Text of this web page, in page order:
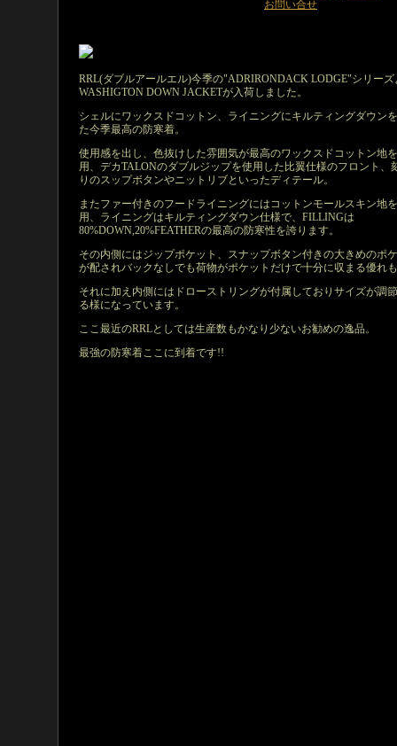
お問い合せ
RRL(ダブルアールエル)今季の"ADRIRONDACK LODGE"シリーズ
WASHIGTON DOWN JACKETが入荷しました。
シェルにワックスドコットン、ライニングにキルティングダウン
た今季最高の防寒着。
使用感を出し、色抜けした雰囲気が最高のワックスドコットン地
用、デカTALONのダブルジップを使用した比翼仕様のフロント、
りのスップボタンやニットリブといったディテール。
またファー付きのフードライニングにはコットンモールスキン地
用、ライニングはキルティングダウン仕様で、FILLINGは
80%DOWN,20%FEATHERの最高の防寒性を誇ります。
その内側にはジップポケット、スナップボタン付きの大きめのポ
が配されバックなしでも荷物がポケットだけで十分に収まる優れ
それに加え内側にはドローストリングが付属しておりサイズが調
る様になっています。
ここ最近のRRLとしては生産数もかなり少ないお勧めの逸品。
最強の防寒着ここに到着です!!